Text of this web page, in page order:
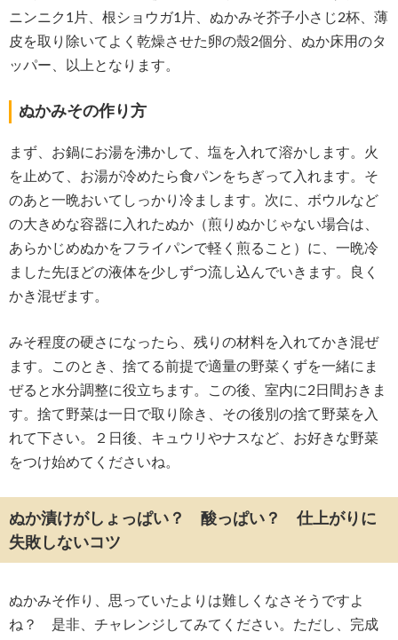
ニンニク1片、根ショウガ1片、ぬかみそ芥子小さじ2杯、薄
皮を取り除いてよく乾燥させた卵の殼2個分、ぬか床用のタ
ッパー、以上となります。
ぬかみその作り方
まず、お鍋にお湯を沸かして、塩を入れて溶かします。火
を止めて、お湯が冷めたら食パンをちぎって入れます。そ
のあと一晩おいてしっかり冷まします。次に、ボウルなど
の大きめな容器に入れたぬか（煎りぬかじゃない場合は、
あらかじめぬかをフライパンで軽く煎ること）に、一晩冷
ました先ほどの液体を少しずつ流し込んでいきます。良く
かき混ぜます。
みそ程度の硬さになったら、残りの材料を入れてかき混ぜ
ます。このとき、捨てる前提で適量の野菜くずを一緒にま
ぜると水分調整に役立ちます。この後、室内に2日間おきま
す。捨て野菜は一日で取り除き、その後別の捨て野菜を入
れて下さい。２日後、キュウリやナスなど、お好きな野菜
をつけ始めてくださいね。
ぬか漬けがしょっぱい？ 酸っぱい？ 仕上がりに
失敗しないコツ
ぬかみそ作り、思っていたよりは難しくなさそうですよ
ね？ 是非、チャレンジしてみてください。ただし、完成